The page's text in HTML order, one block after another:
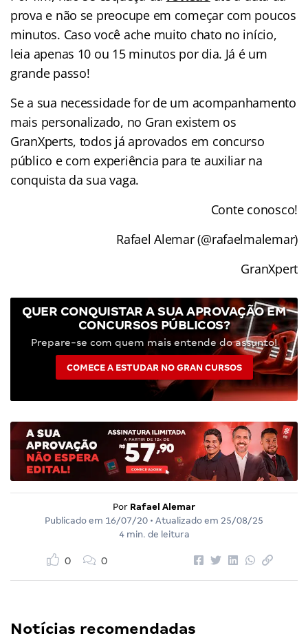
prova e não se preocupe em começar com poucos
minutos. Caso você ache muito chato no início,
leia apenas 10 ou 15 minutos por dia. Já é um
grande passo!
Se a sua necessidade for de um acompanhamento
mais personalizado, no Gran existem os
GranXperts, todos já aprovados em concurso
público e com experiência para te auxiliar na
conquista da sua vaga.
Conte conosco!
Rafael Alemar (@rafaelmalemar)
GranXpert
QUER CONQUISTAR A SUA APROVAÇÃO EM
CONCURSOS PÚBLICOS?
Prepare-se com quem mais entende do assunto!
COMECE A ESTUDAR NO GRAN CURSOS
Por Rafael Alemar
Publicado em 16/07/20 • Atualizado em 25/08/25
4 min. de leitura
0 0
Notícias recomendadas